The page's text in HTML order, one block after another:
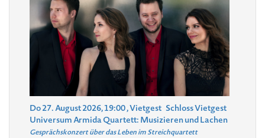
Do 27. August 2026, 19:00, Vietgest Schloss Vietgest
Universum Armida Quartett: Musizieren und Lachen
Gesprächskonzert über das Leben im Streichquartett